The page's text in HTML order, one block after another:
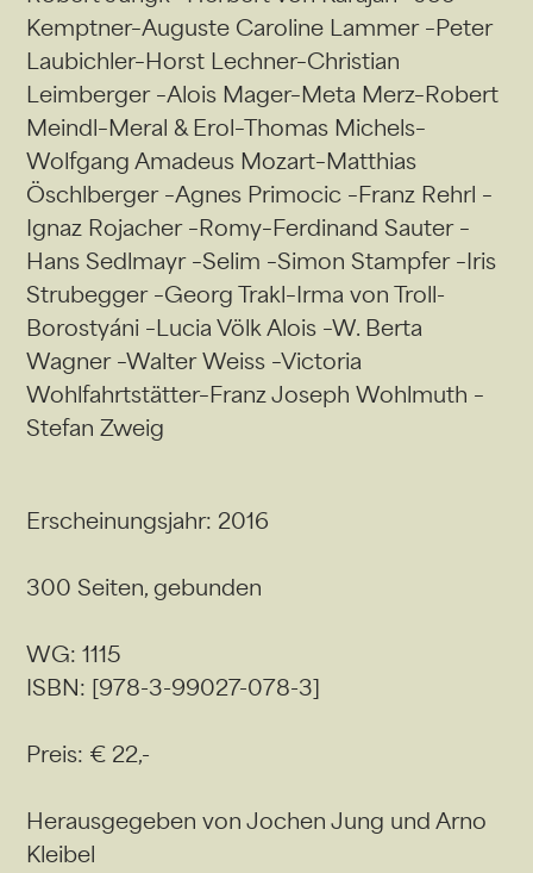
Kemptner–Auguste Caroline Lammer –Peter
Laubichler–Horst Lechner–Christian
Leimberger –Alois Mager–Meta Merz–Robert
Meindl–Meral & Erol–Thomas Michels–
Wolfgang Amadeus Mozart–Matthias
Öschlberger –Agnes Primocic –Franz Rehrl –
Ignaz Rojacher –Romy–Ferdinand Sauter –
Hans Sedlmayr –Selim –Simon Stampfer –Iris
Strubegger –Georg Trakl–Irma von Troll-
Borostyáni –Lucia Völk Alois –W. Berta
Wagner –Walter Weiss –Victoria
Wohlfahrtstätter–Franz Joseph Wohlmuth –
Stefan Zweig
Erscheinungsjahr: 2016
300 Seiten, gebunden
WG: 1115
ISBN: [978-3-99027-078-3]
Preis: € 22,-
Herausgegeben von Jochen Jung und Arno
Kleibel